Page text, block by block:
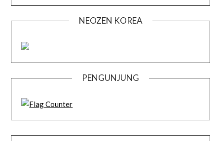
NEOZEN KOREA
PENGUNJUNG